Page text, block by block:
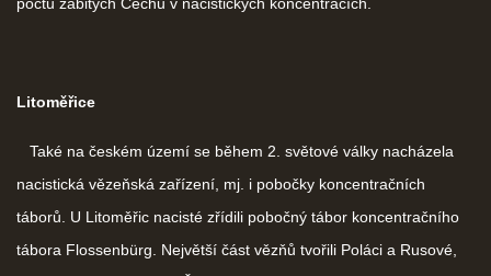
Litoměřice
Také na českém území se během 2. světové války nacházela
nacistická vězeňská zařízení, mj. i pobočky koncentračních
táborů. U Litoměřic nacisté zřídili pobočný tábor koncentračního
tábora Flossenbürg. Největší část vězňů tvořili Poláci a Rusové,